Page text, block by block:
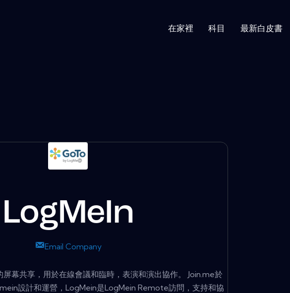
在家裡 科目 最新白皮書
LogMeIn
Email Company
幕共享，用於在線會議和臨時，表演和演出協作。 Join.me於
設計和運營，LogMein是LogMein Remote訪問，支持和協